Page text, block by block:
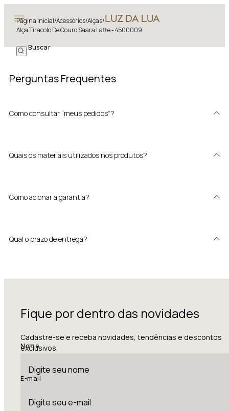
Página Inicial/Acessórios/Alças/
Alça Tiracolo De Couro Saara Latte - 4500009
Perguntas Frequentes
Como consultar “meus pedidos”?
Quais os materiais utilizados nos produtos?
Como acionar a garantia?
Qual o prazo de entrega?
Fique por dentro das novidades
Cadastre-se e receba novidades, tendências e descontos
exclusivos.
Nome
E-mail